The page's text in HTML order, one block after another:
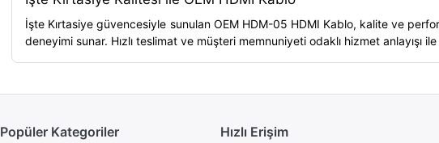
İşte Kırtasiye güvencesiyle sunulan OEM HDM-05 HDMI Kablo, kalite ve
deneyimi sunar. Hızlı teslimat ve müşteri memnuniyeti odaklı hizmet anlayışı
Popüler Kategoriler Hızlı Erişim